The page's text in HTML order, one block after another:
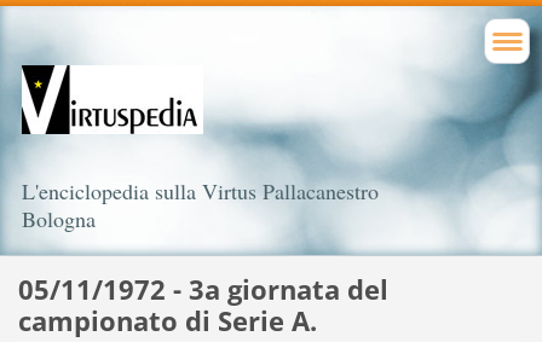
L'enciclopedia sulla Virtus Pallacanestro
Bologna
05/11/1972 - 3a giornata del
campionato di Serie A.